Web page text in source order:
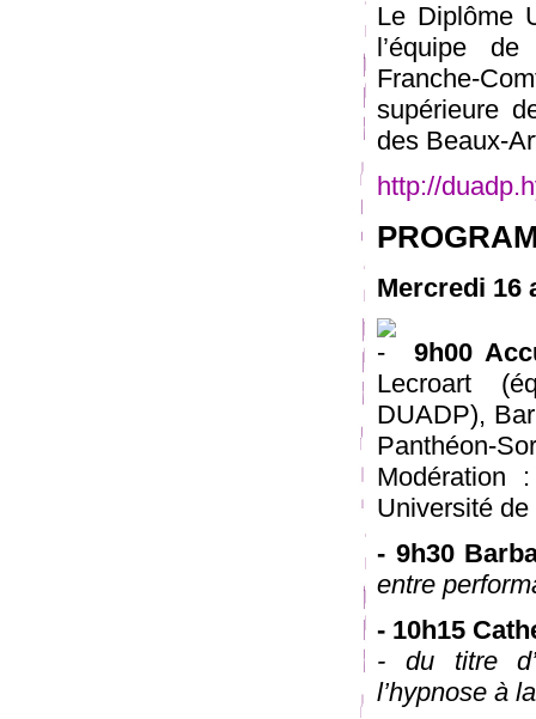
Le Diplôme
l’équipe
Franche-
supérieure
des Beaux-
http://
Mercredi 16
9h00
Lecroart
DUADP),
Panthéon-
Modération
Université
- 9h30
entre
- 10h15
- du titre
l’hypnose à